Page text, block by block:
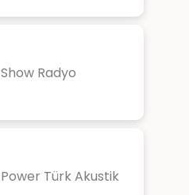
Show Radyo
Power Türk Akustik